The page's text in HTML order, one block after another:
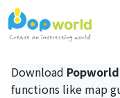
Download Popworld
functions like map